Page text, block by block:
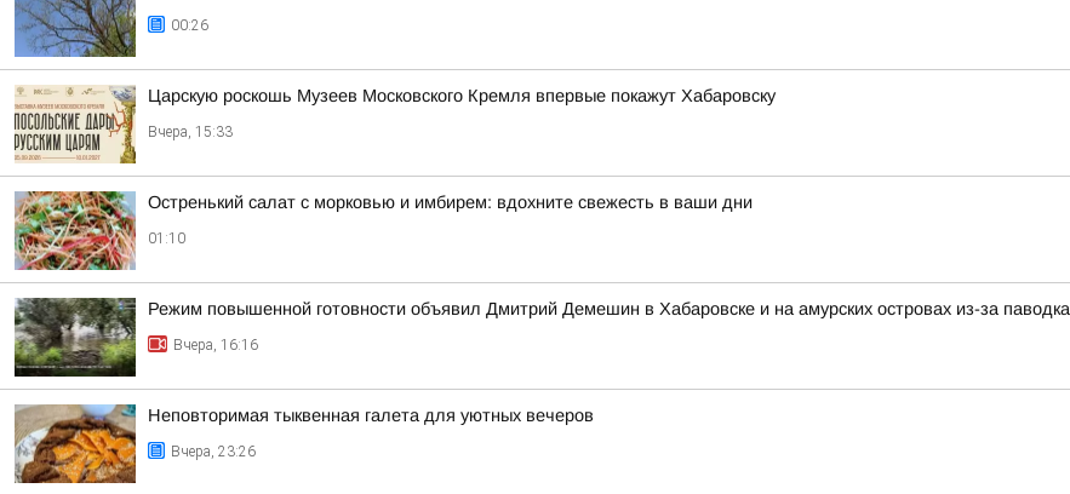
00:26
Царскую роскошь Музеев Московского Кремля впервые покажут Хабаровску
Вчера, 15:33
Остренький салат с морковью и имбирем: вдохните свежесть в ваши дни
01:10
Режим повышенной готовности объявил Дмитрий Демешин в Хабаровске и на амурских островах из-за паводка
Вчера, 16:16
Неповторимая тыквенная галета для уютных вечеров
Вчера, 23:26